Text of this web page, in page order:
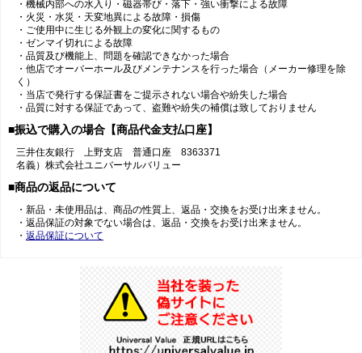
・機械内部への水入り・磁器帯び・落下・強い衝撃による故障
・火災・水災・天変地異による故障・損傷
・ご使用中に生じる外観上の変化に関するもの
・ゼンマイ切れによる故障
・品質及び機能上、問題を確認できなかった場合
・他店でオーバーホール及びメンテナンスを行った場合（メーカー修理を除
く）
・当店で発行する保証書をご提示されない場合や紛失した場合
・品質に対する保証であって、盗難や紛失の補償は致しておりません
■振込で購入の場合【商品代金支払口座】
三井住友銀行 上野支店 普通口座 8363371
名義）株式会社ユニバーサルバリュー
■商品の返品について
・新品・未使用品は、商品の性質上、返品・交換をお受け出来ません。
・返品保証の対象でない場合は、返品・交換をお受け出来ません。
・ 返品保証について